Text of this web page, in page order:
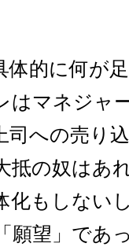
体的に何が
はマネジャ
司への売り
抵の奴はあ
化もしない
願望」であ